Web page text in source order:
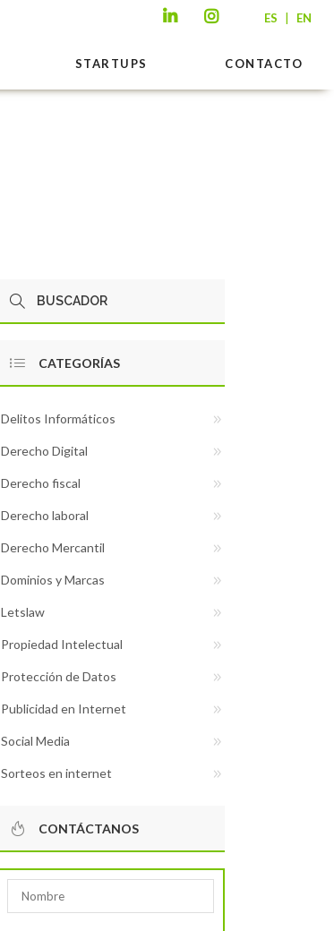
ES | EN
STARTUPS CONTACTO
CATEGORÍAS
Delitos Informáticos
Derecho Digital
Derecho fiscal
Derecho laboral
Derecho Mercantil
Dominios y Marcas
Letslaw
Propiedad Intelectual
Protección de Datos
Publicidad en Internet
Social Media
Sorteos en internet
CONTÁCTANOS